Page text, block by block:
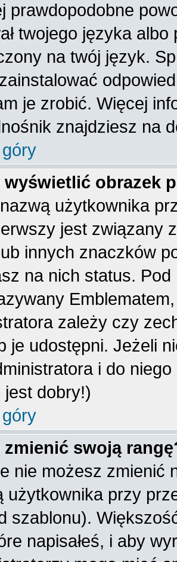
prawdopodobne
twojego języka
na twój język.
je zrobić. Więcej
znajdziesz na
wyświetlić obrazek
użytkownika
jest związany
innych znaczków
na nich status.
zależy czy
je udostępni. Jeżeli
i do
jest dobry!)
zmienić swoją
nie możesz zmienić
użytkownika przy
szablonu).
napisałeś, i aby